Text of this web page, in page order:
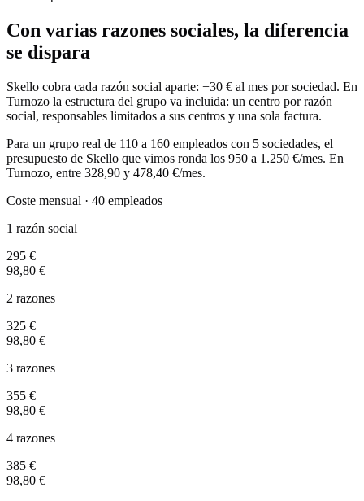
Con varias razones sociales, la diferencia
se dispara
Skello cobra cada razón social aparte: +30 € al mes por sociedad. En
Turnozo la estructura del grupo va incluida: un centro por razón
social, responsables limitados a sus centros y una sola factura.
Para un grupo real de 110 a 160 empleados con 5 sociedades, el
presupuesto de Skello que vimos ronda los 950 a 1.250 €/mes. En
Turnozo, entre 328,90 y 478,40 €/mes.
Coste mensual · 40 empleados
1 razón social
295 €
98,80 €
2 razones
325 €
98,80 €
3 razones
355 €
98,80 €
4 razones
385 €
98,80 €